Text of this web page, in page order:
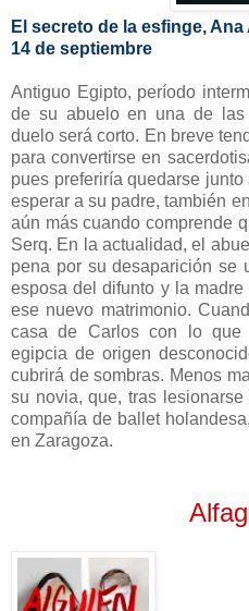
El secreto de la esfinge, Ana
14 de septiembre
Antiguo Egipto, período
de su abuelo en una de las
duelo será corto. En breve
para convertirse en
pues preferiría quedarse
esperar a su padre, también
aún más cuando comprende
Serq. En la actualidad, el
pena por su desaparición se
esposa del difunto y la
ese nuevo matrimonio.
casa de Carlos con lo que
egipcia de origen
cubrirá de sombras. Menos
su novia, que, tras
compañía de ballet
en Zaragoza.